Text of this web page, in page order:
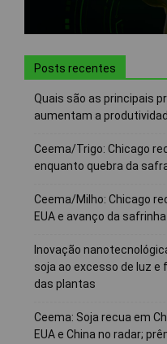
Posts recentes
Quais são as principais
aumentam a
Ceema/Trigo: Chicago
enquanto quebra da
Ceema/Milho: Chicago
EUA e avanço da
Inovação
soja ao excesso de luz e
das plantas
Ceema: Soja recua em
EUA e China no radar;